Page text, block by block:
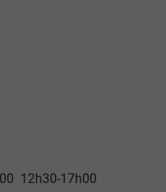
12h30-17h00